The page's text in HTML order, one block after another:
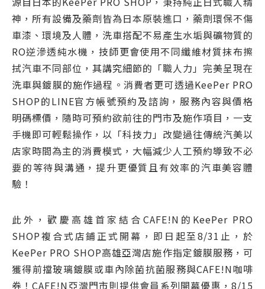
神，所有設備及藥劑皆為日本原裝進口，藥劑環保不傷
車漆、環境及人體，洗車搭配不易產生水垢與礦物質的
RO逆滲透純水機，技師更會使用不同纖維材質抹布擦
拭汽車不同部位，其講究細節的「職人力」完美呈現在
洗車與鍍膜的施作過程。消費者更可透過KeePer PRO
SHOP的LINE官方帳號預約及諮詢，服務內容與價格
明碼標價，隨時可預約欲前往的門市及施作項目，一支
手機即可輕鬆操作，以「科技力」改變過往傳統汽美以
店家時間為主的消費模式，大幅減少人工預約導致不必
要的等待與溝通，提升更優質且有效率的汽車美容體
驗！
此外，歡慶高雄首家結合CAFE!N的KeePer PRO
SHOP複合式店鋪正式開幕，即日起至8/31止，於
KeePer PRO SHOP高雄亞灣店施作指定鍍膜服務，可
獲得前擋玻璃鍍膜或車內除菌抗菌服務與CAFE!N咖啡
券！CAFE!N亞灣門市則提供會員系列開幕優惠，8/15